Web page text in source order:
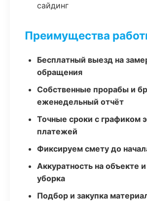
сайдинг
Преимущества
Бесплатный выезд на
обращения
Собственные прорабы и
еженедельный отчёт
Точные сроки с графиком
платежей
Фиксируем смету до
Аккуратность на объекте
уборка
Подбор и закупка